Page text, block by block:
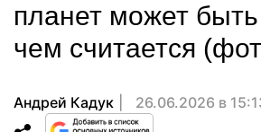
планет может
чем считается
Андрей Кадук 26.06.2026 в